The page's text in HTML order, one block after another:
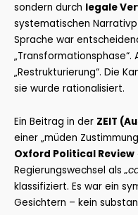
sondern durch legale
systematischen
Sprache war
„Transformationsphase“.
„Restrukturierung“. Die
sie wurde rationalisiert.
Ein Beitrag in der ZEIT
einer „müden
Oxford Political Review
Regierungswechsel als
klassifiziert. Es war ein
Gesichtern – kein